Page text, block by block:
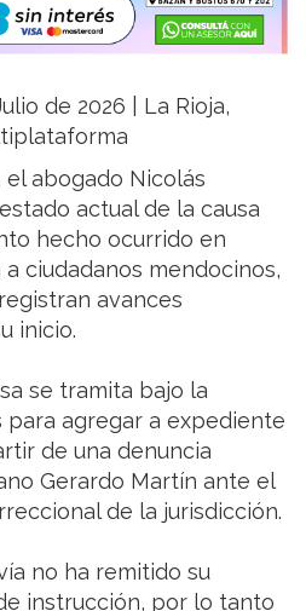
de 2026 | La Rioja,
el abogado Nicolás
actual de la causa
hecho ocurrido en
ciudadanos mendocinos,
avances
inicio.
se tramita bajo la
para agregar a expediente
de una denuncia
Gerardo Martín ante el
de la jurisdicción.
no ha remitido su
instrucción, por lo tanto